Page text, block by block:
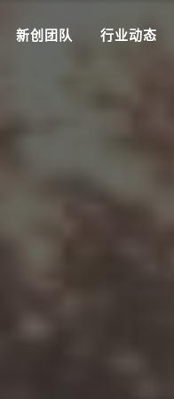
新创团队 行业动态